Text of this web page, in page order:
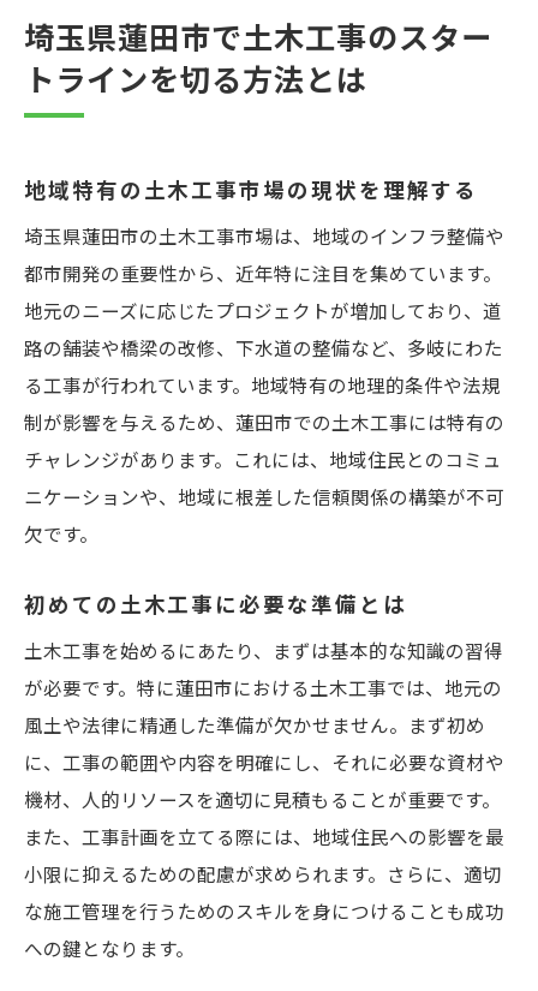
果的な進行
スタートアップとしての土木工事の可能性
ポート体制
初めてでも安心！現場での実践学習の進め
方
先輩の指導で技術を身につける方法
資格取得支援制度を活用してキャリアを築
く
地域のインフラを支える土木工事の重要性とそ
の魅力
土木工事が地域社会に与える影響
インフラ整備における土木工事の役割
持続可能な社会を支える土木工事の魅力
地域に密着した工事の事例紹介
埼玉県での成功事例から学ぶインフラ整備
住民の生活を豊かにする土木工事の意義
土木工事でキャリアアップを目指すための具体
埼玉県蓮田市で土木工事のスター
トラインを切る方法とは
地域特有の土木工事市場の現状を理解する
埼玉県蓮田市の土木工事市場は、地域のインフラ整備や
都市開発の重要性から、近年特に注目を集めています。
地元のニーズに応じたプロジェクトが増加しており、道
路の舗装や橋梁の改修、下水道の整備など、多岐にわた
る工事が行われています。地域特有の地理的条件や法規
制が影響を与えるため、蓮田市での土木工事には特有の
チャレンジがあります。これには、地域住民とのコミュ
ニケーションや、地域に根差した信頼関係の構築が不可
欠です。
初めての土木工事に必要な準備とは
土木工事を始めるにあたり、まずは基本的な知識の習得
が必要です。特に蓮田市における土木工事では、地元の
風土や法律に精通した準備が欠かせません。まず初め
に、工事の範囲や内容を明確にし、それに必要な資材や
機材、人的リソースを適切に見積もることが重要です。
また、工事計画を立てる際には、地域住民への影響を最
小限に抑えるための配慮が求められます。さらに、適切
な施工管理を行うためのスキルを身につけることも成功
への鍵となります。